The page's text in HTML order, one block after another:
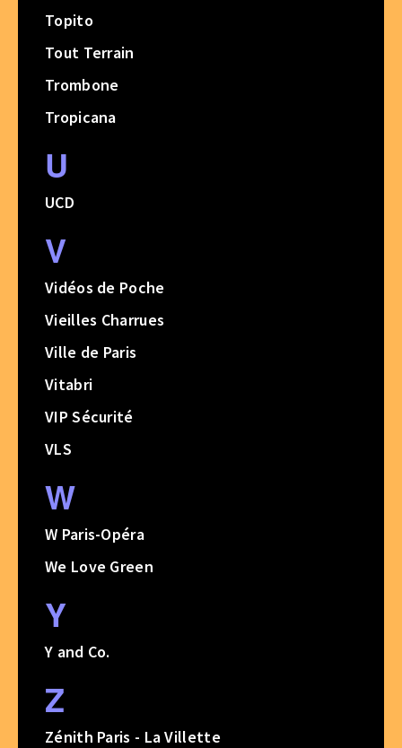
Topito
Tout Terrain
Trombone
Tropicana
U
UCD
V
Vidéos de Poche
Vieilles Charrues
Ville de Paris
Vitabri
VIP Sécurité
VLS
W
W Paris-Opéra
We Love Green
Y
Y and Co.
Z
Zénith Paris - La Villette